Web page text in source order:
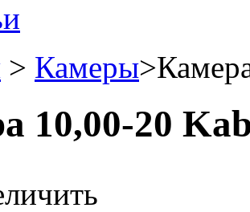
> Камеры>
10,00-20